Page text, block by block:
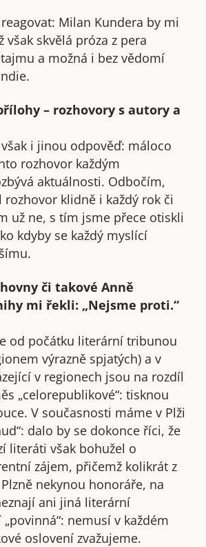
Milan Kundera by mi
skvělá próza z pera
a možná i bez vědomí
– rozhovory s autory a
i jinou odpověď: máloco
rozhovor každým
aktuálnosti. Odbočím,
klidně i každý rok či
už ne, s tím jsme přece otiskli
kdyby se každý myslící
či takové Anně
mi řekli: „Nejsme proti.“
od počátku literární tribunou
výrazně spjatých) a v
v regionech jsou na rozdíl
„celorepublikové“: tisknou
V současnosti máme v Plži
dalo by se dokonce říci, že
literáti však bohužel o
zájem, přičemž kolikrát z
nekynou honoráře, na
ani jiná literární
nemusí v každém
oslovení zvažujeme.